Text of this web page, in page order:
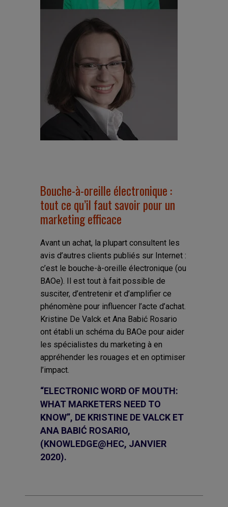
Bouche-à-oreille électronique :
tout ce qu’il faut savoir pour un
marketing efficace
Avant un achat, la plupart consultent les
avis d’autres clients publiés sur Internet :
c’est le bouche-à-oreille électronique (ou
BAOe). Il est tout à fait possible de
susciter, d’entretenir et d’amplifier ce
phénomène pour influencer l’acte d’achat.
Kristine De Valck et Ana Babić Rosario
ont établi un schéma du BAOe pour aider
les spécialistes du marketing à en
appréhender les rouages et en optimiser
l’impact.
“ELECTRONIC WORD OF MOUTH:
WHAT MARKETERS NEED TO
KNOW”, DE KRISTINE DE VALCK ET
ANA BABIĆ ROSARIO,
(KNOWLEDGE@HEC, JANVIER
2020).